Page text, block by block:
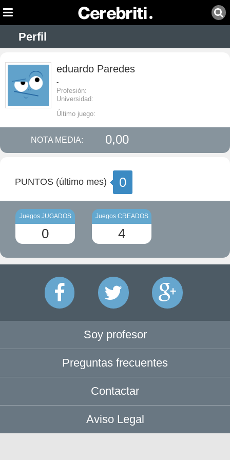
Perfil
eduardo Paredes
-
Profesión:
Universidad:
Último juego:
NOTA MEDIA: 0,00
PUNTOS (último mes) 0
Juegos JUGADOS
0
Juegos CREADOS
4
Soy profesor
Preguntas frecuentes
Contactar
Aviso Legal